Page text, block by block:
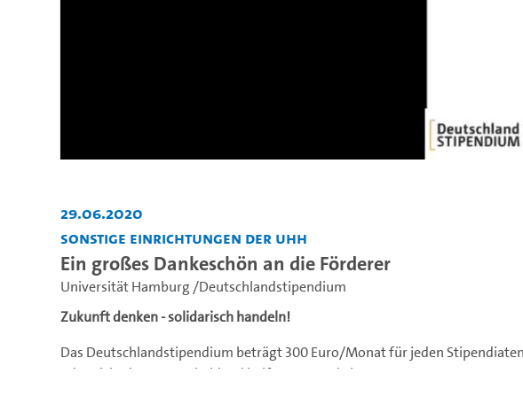
29.06.2020
Sonstige Einrichtungen der UHH
Ein großes Dankeschön an die Förderer
Universität Hamburg /Deutschlandstipendium
Zukunft denken - solidarisch handeln!
Das Deutschlandstipendium beträgt 300 Euro/Monat für jeden
oder nicht, kann entscheidend helfen --- gerade im Sommersemester